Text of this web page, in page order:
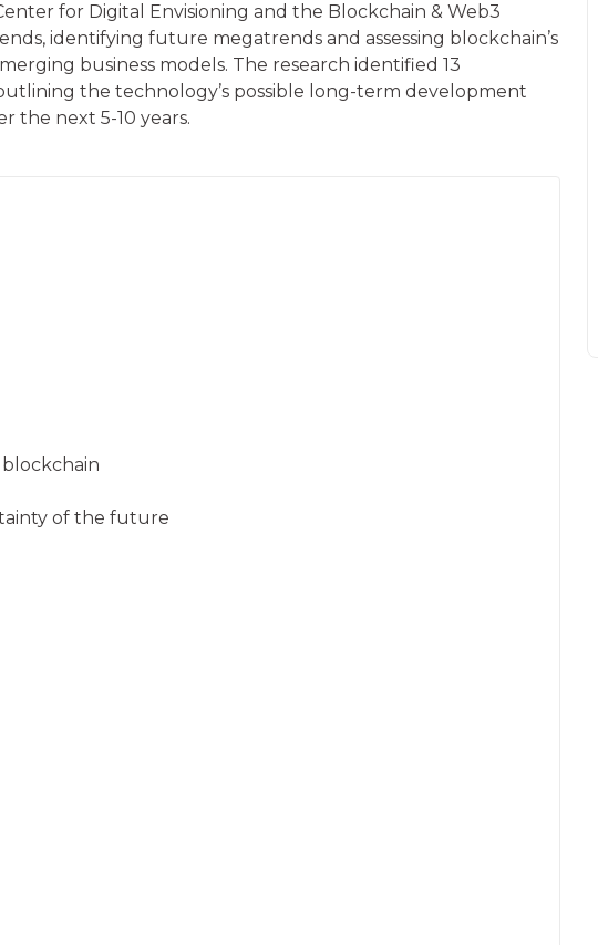
for Digital Envisioning and the Blockchain & Web3
identifying future megatrends and assessing blockchain’s
business models. The research identified 13
the technology’s possible long-term development
the next 5-10 years.
of the future